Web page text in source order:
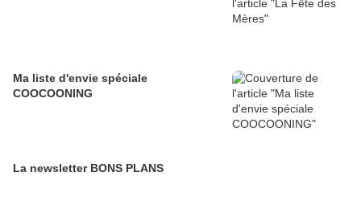
Ma liste d'envie spéciale
COOCOONING
La newsletter BONS PLANS